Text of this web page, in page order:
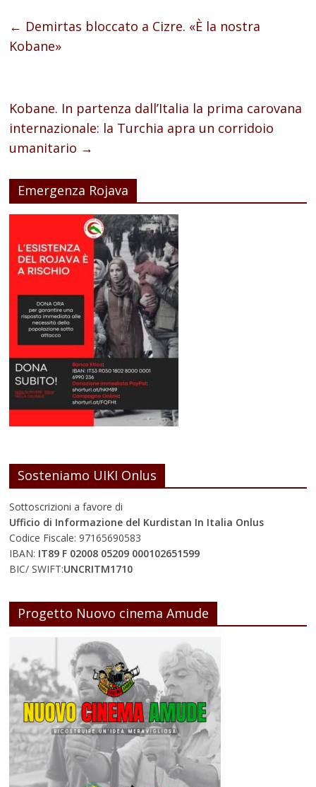
← Demirtas bloccato a Cizre. «È la nostra
Kobane»
Kobane. In partenza dall’Italia la prima carovana
internazionale: la Turchia apra un corridoio
umanitario →
Emergenza Rojava
Sosteniamo UIKI Onlus
Sottoscrizioni a favore di
Ufficio di Informazione del Kurdistan In Italia Onlus
Codice Fiscale: 97165690583
IBAN: IT89 F 02008 05209 000102651599
BIC/ SWIFT:UNCRITM1710
Progetto Nuovo cinema Amude